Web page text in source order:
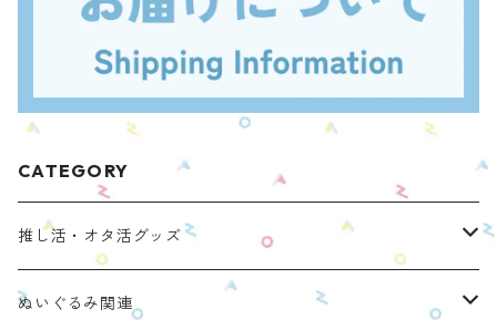
CATEGORY
推し活・オタ活グッズ
ぬいのおくるみ ぬいくるみん
ぬいぐるみ関連